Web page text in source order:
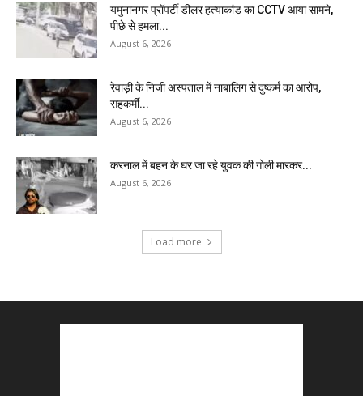
यमुनानगर प्रॉपर्टी डीलर हत्याकांड का CCTV आया सामने,
पीछे से हमला...
August 6, 2026
रेवाड़ी के निजी अस्पताल में नाबालिग से दुष्कर्म का आरोप,
सहकर्मी...
August 6, 2026
करनाल में बहन के घर जा रहे युवक की गोली मारकर...
August 6, 2026
Load more